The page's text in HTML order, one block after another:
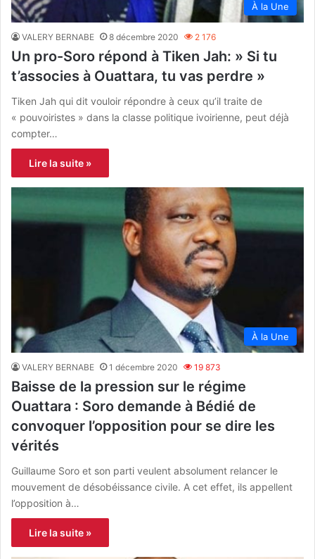
À la Une
VALERY BERNABE 8 décembre 2020 2 176
Un pro-Soro répond à Tiken Jah: » Si tu
t’associes à Ouattara, tu vas perdre »
Tiken Jah qui dit vouloir répondre à ceux qu’il traite de
« pouvoiristes » dans la classe politique ivoirienne, peut déjà
compter…
Lire la suite »
À la Une
VALERY BERNABE 1 décembre 2020 19 873
Baisse de la pression sur le régime
Ouattara : Soro demande à Bédié de
convoquer l’opposition pour se dire les
vérités
Guillaume Soro et son parti veulent absolument relancer le
mouvement de désobéissance civile. A cet effet, ils appellent
l’opposition à…
Lire la suite »